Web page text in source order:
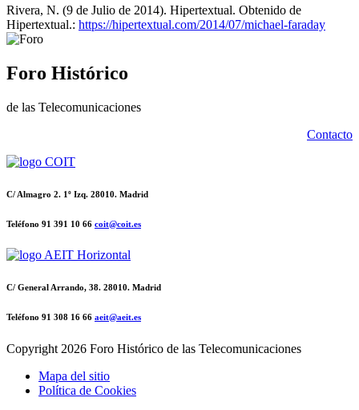
Rivera, N. (9 de Julio de 2014). Hipertextual. Obtenido de
Hipertextual.: https://hipertextual.com/2014/07/michael-faraday
Foro Histórico
de las Telecomunicaciones
Contacto
C/ Almagro 2. 1º Izq. 28010. Madrid
Teléfono 91 391 10 66 coit@coit.es
C/ General Arrando, 38. 28010. Madrid
Teléfono 91 308 16 66 aeit@aeit.es
Copyright 2026 Foro Histórico de las Telecomunicaciones
Mapa del sitio
Política de Cookies